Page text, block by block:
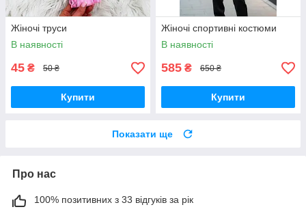
Жіночі труси
В наявності
45 ₴ 50 ₴
Купити
Жіночі спортивні костюми
В наявності
585 ₴ 650 ₴
Купити
Показати ще
Про нас
100% позитивних з 33 відгуків за рік